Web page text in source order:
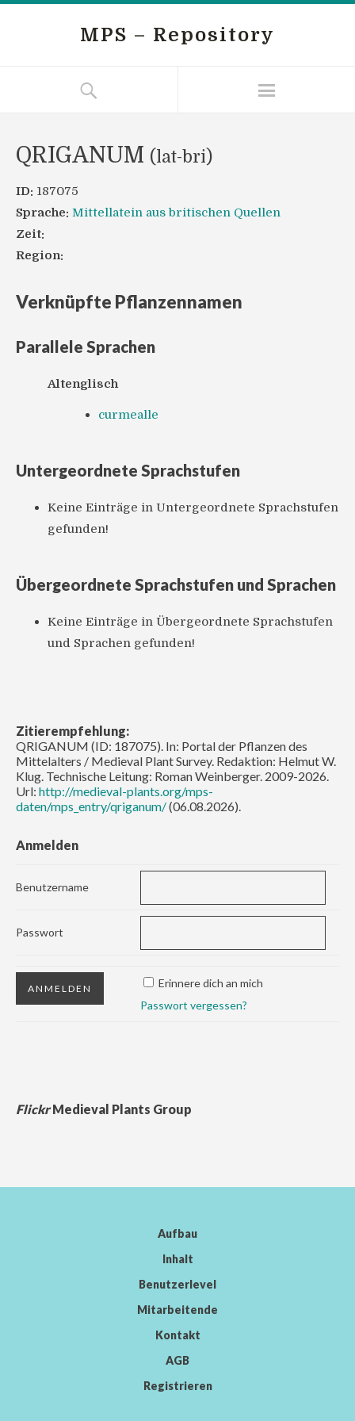
MPS – Repository
QRIGANUM (lat-bri)
ID: 187075
Sprache: Mittellatein aus britischen Quellen
Zeit:
Region:
Verknüpfte Pflanzennamen
Parallele Sprachen
Altenglisch
curmealle
Untergeordnete Sprachstufen
Keine Einträge in Untergeordnete Sprachstufen
gefunden!
Übergeordnete Sprachstufen und Sprachen
Keine Einträge in Übergeordnete Sprachstufen
und Sprachen gefunden!
Zitierempfehlung:
QRIGANUM (ID: 187075). In: Portal der Pflanzen des
Mittelalters / Medieval Plant Survey. Redaktion: Helmut W.
Klug. Technische Leitung: Roman Weinberger. 2009-2026.
Url: http://medieval-plants.org/mps-
daten/mps_entry/qriganum/(06.08.2026).
Anmelden
Benutzername
Passwort
Erinnere dich an mich
Passwort vergessen?
FlickrMedieval Plants Group
Aufbau
Inhalt
Benutzerlevel
Mitarbeitende
Kontakt
AGB
Registrieren